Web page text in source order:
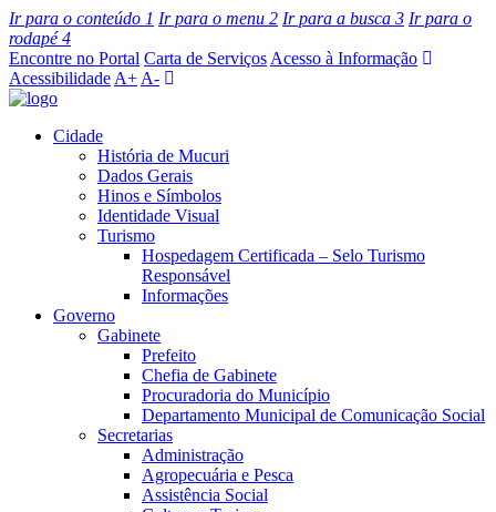
Ir para o conteúdo 1 Ir para o menu 2 Ir para a busca 3 Ir para o
rodapé4
Encontre no Portal Carta de Serviços Acesso à Informação
Acessibilidade A+ A-
Cidade
História de Mucuri
Dados Gerais
Hinos e Símbolos
Identidade Visual
Turismo
Hospedagem Certificada – Selo Turismo
Responsável
Informações
Governo
Gabinete
Prefeito
Chefia de Gabinete
Procuradoria do Município
Departamento Municipal de Comunicação Social
Secretarias
Administração
Agropecuária e Pesca
Assistência Social